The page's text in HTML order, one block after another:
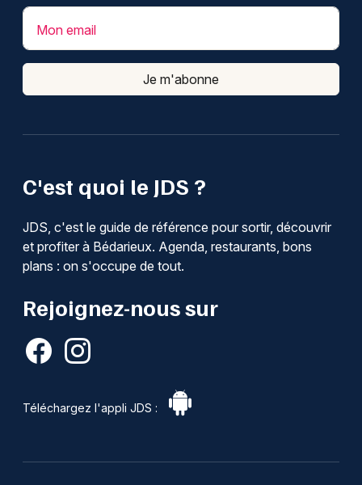
C'est quoi le JDS ?
JDS, c'est le guide de référence pour sortir, découvrir
et profiter à Bédarieux. Agenda, restaurants, bons
plans : on s'occupe de tout.
Rejoignez-nous sur
Téléchargez l'appli JDS :
Mon email
Je m'abonne